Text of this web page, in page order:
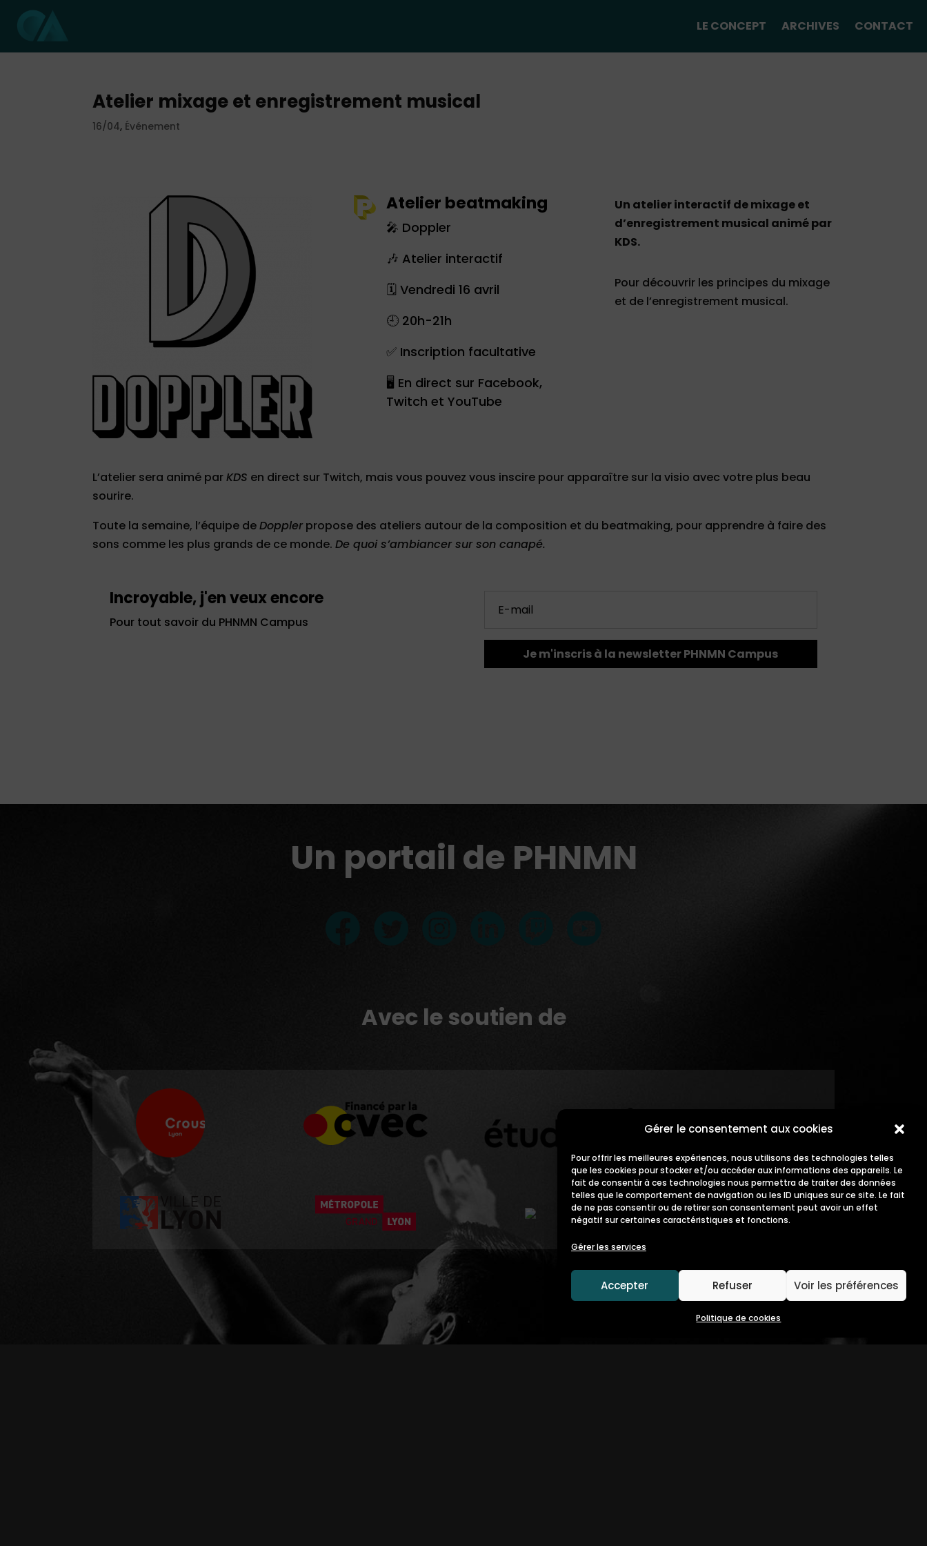
Gérer le consentement aux cookies
Pour offrir les meilleures expériences, nous utilisons des technologies telles
que les cookies pour stocker et/ou accéder aux informations des appareils. Le
fait de consentir à ces technologies nous permettra de traiter des données
telles que le comportement de navigation ou les ID uniques sur ce site. Le fait
de ne pas consentir ou de retirer son consentement peut avoir un effet
négatif sur certaines caractéristiques et fonctions.
Gérer les services
Accepter Refuser Voir les préférences
Politique de cookies
LE CONCEPT ARCHIVES CONTACT
Atelier mixage et enregistrement musical
16/04, Événement
Atelier beatmaking
🎤 Doppler
🎶 Atelier interactif
🗓 Vendredi 16 avril
🕘 20h-21h
✅ Inscription facultative
🖥 En direct sur Facebook,
Twitch et YouTube
Un atelier interactif de mixage et
d’enregistrement musical animé par
KDS.
Pour découvrir les principes du mixage
et de l’enregistrement musical.
L’atelier sera animé parKDS en direct sur Twitch, mais vous pouvez vous inscire pour apparaître sur la visio avec votre plus beau
sourire.
Toute la semaine, l’équipe deDoppler propose des ateliers autour de la composition et du beatmaking, pour apprendre à faire des
sons comme les plus grands de ce monde.De quoi s’ambiancer sur son canapé.
Incroyable, j'en veux encore
Pour tout savoir du PHNMN Campus
Je m'inscris à la newsletter PHNMN Campus
Un portail de PHNMN
Avec le soutien de